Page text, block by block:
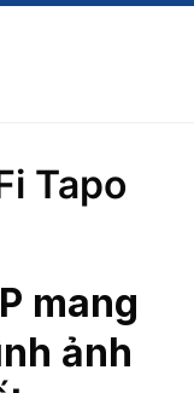
Tapo
mang
ảnh